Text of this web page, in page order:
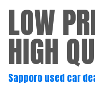
LOW
HIGH
Sapporo used car